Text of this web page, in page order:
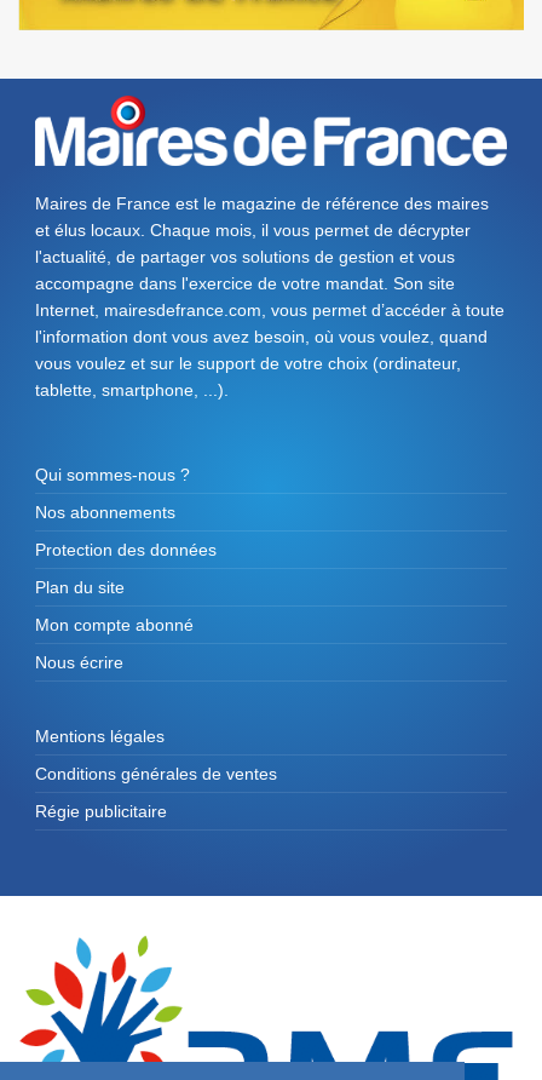
Maires de France est le magazine de référence des maires
et élus locaux. Chaque mois, il vous permet de décrypter
l'actualité, de partager vos solutions de gestion et vous
accompagne dans l'exercice de votre mandat. Son site
Internet, mairesdefrance.com, vous permet d’accéder à toute
l'information dont vous avez besoin, où vous voulez, quand
vous voulez et sur le support de votre choix (ordinateur,
tablette, smartphone, ...).
Qui sommes-nous ?
Nos abonnements
Protection des données
Plan du site
Mon compte abonné
Nous écrire
Mentions légales
Conditions générales de ventes
Régie publicitaire